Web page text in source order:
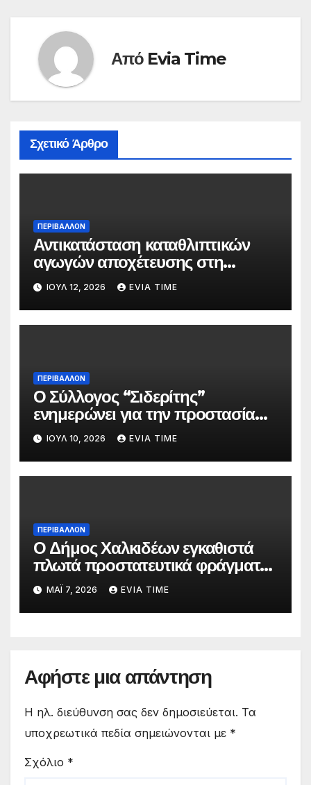
Από Evia Time
Σχετικό Άρθρο
ΠΕΡΙΒΑΛΛΟΝ
Αντικατάσταση καταθλιπτικών
αγωγών αποχέτευσης στη
Χαλκίδα τον Αύγουστο
ΙΟΎΛ 12, 2026 EVIA TIME
ΠΕΡΙΒΑΛΛΟΝ
Ο Σύλλογος “Σιδερίτης”
ενημερώνει για την προστασία
προσωπικών δεδομένων
ΙΟΎΛ 10, 2026 EVIA TIME
ΠΕΡΙΒΑΛΛΟΝ
Ο Δήμος Χαλκιδέων εγκαθιστά
πλωτά προστατευτικά φράγματα
στις παραλίες του
ΜΆΙ 7, 2026 EVIA TIME
Αφήστε μια απάντηση
Η ηλ. διεύθυνση σας δεν δημοσιεύεται. Τα
υποχρεωτικά πεδία σημειώνονται με *
Σχόλιο *